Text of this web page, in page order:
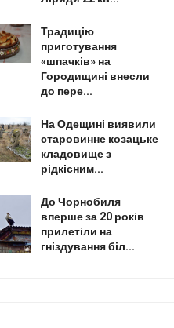
Традицію
приготування
«шпачків» на
Городищині внесли
до пере...
На Одещині виявили
старовинне козацьке
кладовище з
рідкісним...
До Чорнобиля
вперше за 20 років
прилетіли на
гніздування біл...